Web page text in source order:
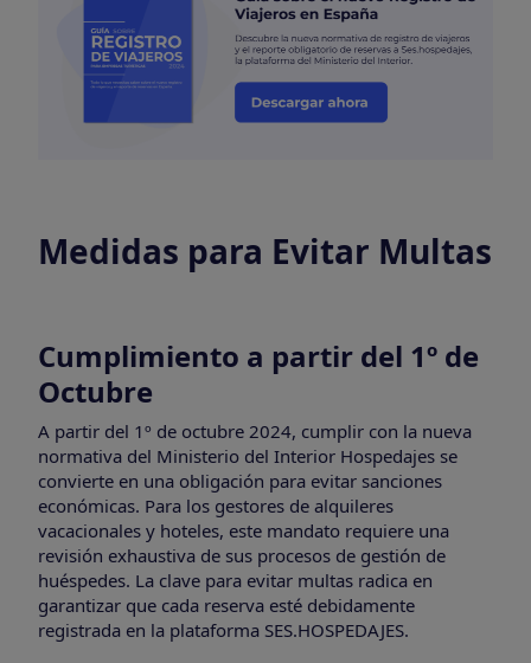
Medidas para Evitar Multas
Cumplimiento a partir del 1º de
Octubre
A partir del 1º de octubre 2024, cumplir con la nueva
normativa del Ministerio del Interior Hospedajes se
convierte en una obligación para evitar sanciones
económicas. Para los gestores de alquileres
vacacionales y hoteles, este mandato requiere una
revisión exhaustiva de sus procesos de gestión de
huéspedes. La clave para evitar multas radica en
garantizar que cada reserva esté debidamente
registrada en la plataforma SES.HOSPEDAJES.